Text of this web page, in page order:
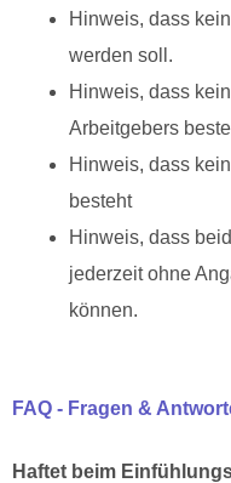
Hinweis, dass
werden soll.
Hinweis, dass
Arbeitgebers
Hinweis, dass
besteht
Hinweis, dass
jederzeit ohne
können.
FAQ - Fragen &
Haftet beim